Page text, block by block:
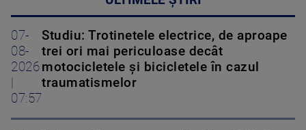
07-
08-
2026
07:57
Studiu: Trotinetele electrice, de aproape
trei ori mai periculoase decât
motocicletele și bicicletele în cazul
traumatismelor